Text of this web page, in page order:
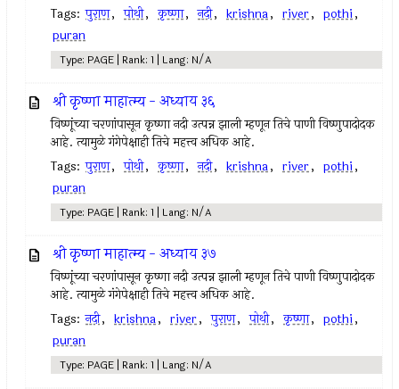
Tags: पुराण, पोथी, कृष्णा, नदी, krishna, river, pothi,
puran
Type: PAGE | Rank: 1 | Lang: N/A
श्री कृष्णा माहात्म्य - अध्याय ३६
विष्णूंच्या चरणांपासून कृष्णा नदी उत्पन्न झाली म्हणून तिचे पाणी विष्णुपादोदक
आहे. त्यामुळे गंगेपेक्षाही तिचे महत्त्व अधिक आहे.
Tags: पुराण, पोथी, कृष्णा, नदी, krishna, river, pothi,
puran
Type: PAGE | Rank: 1 | Lang: N/A
श्री कृष्णा माहात्म्य - अध्याय ३७
विष्णूंच्या चरणांपासून कृष्णा नदी उत्पन्न झाली म्हणून तिचे पाणी विष्णुपादोदक
आहे. त्यामुळे गंगेपेक्षाही तिचे महत्त्व अधिक आहे.
Tags: नदी, krishna, river, पुराण, पोथी, कृष्णा, pothi,
puran
Type: PAGE | Rank: 1 | Lang: N/A